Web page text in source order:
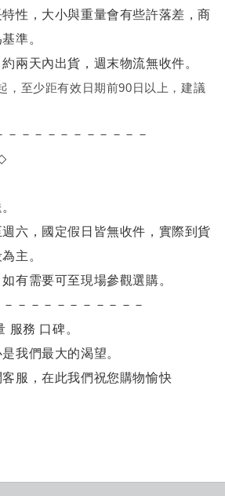
特性，大小與重量會有些許落差，商
準。
兩天內出貨，週末物流無收件。
，至少距有效日期前90日以上，建議
－－－－－－－－－－－
週六，國定假日皆無收件，實際到貨
主。
有需要可至現場參觀選購。
－－－－－－－－－－
服務 口碑。
我們最大的渴望。
服，在此我們祝您購物愉快